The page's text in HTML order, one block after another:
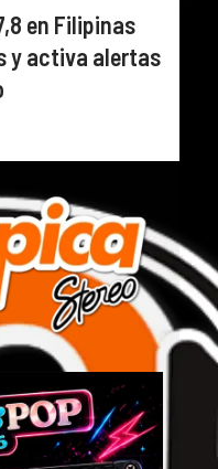
en Filipinas
y activa alertas